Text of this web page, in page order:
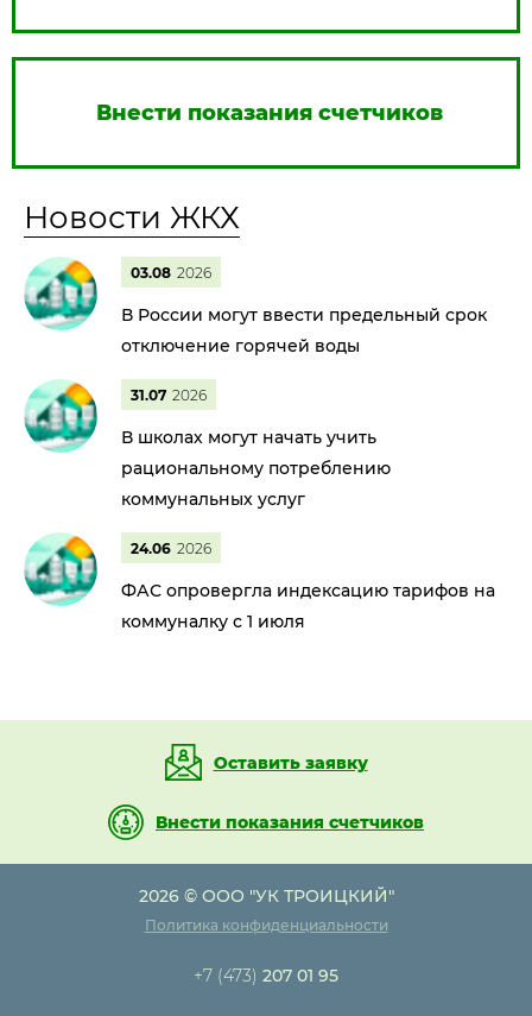
Внести показания счетчиков
Новости ЖКХ
03.08 2026
В России могут ввести предельный срок
отключение горячей воды
31.07 2026
В школах могут начать учить
рациональному потреблению
коммунальных услуг
24.06 2026
ФАС опровергла индексацию тарифов на
коммуналку с 1 июля
Оставить заявку
Внести показания счетчиков
2026 © ООО "УК ТРОИЦКИЙ"
Политика конфиденциальности
+7 (473) 207 01 95